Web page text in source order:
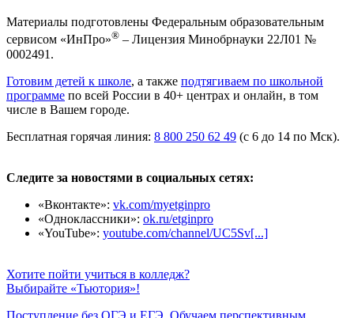
Материалы подготовлены Федеральным образовательным
сервисом «ИнПро»® – Лицензия Минобрнауки 22Л01 №
0002491.
Готовим детей к школе, а также подтягиваем по школьной
программе по всей России в 40+ центрах и онлайн, в том
числе в Вашем городе.
Бесплатная горячая линия: 8 800 250 62 49 (с 6 до 14 по Мск).
Следите за новостями в социальных сетях:
«Вконтакте»: vk.com/myetginpro
«Одноклассники»: ok.ru/etginpro
«YouTube»: youtube.com/channel/UC5Sv[...]
Хотите пойти учиться в колледж?
Выбирайте «Тьютория»!
Поступление без ОГЭ и ЕГЭ. Обучаем перспективным